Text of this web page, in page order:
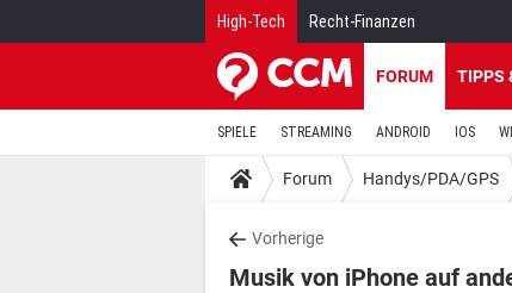
High-Tech Recht-Finanzen
FORUM TIPPS
SPIELE STREAMING ANDROID IOS
Forum Handys/PDA/GPS
Vorherige
Musik von iPhone auf